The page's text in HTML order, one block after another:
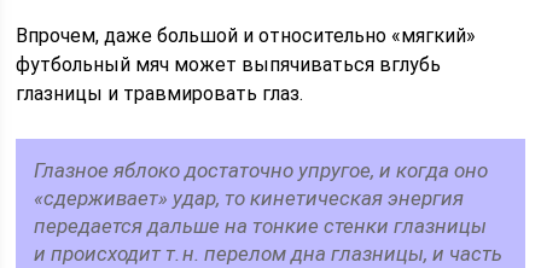
Впрочем, даже большой и относительно «мягкий»
футбольный мяч может выпячиваться вглубь
глазницы и травмировать глаз.
Глазное яблоко достаточно упругое, и когда оно
«сдерживает» удар, то кинетическая энергия
передается дальше на тонкие стенки глазницы
и происходит т. н. перелом дна глазницы, и часть